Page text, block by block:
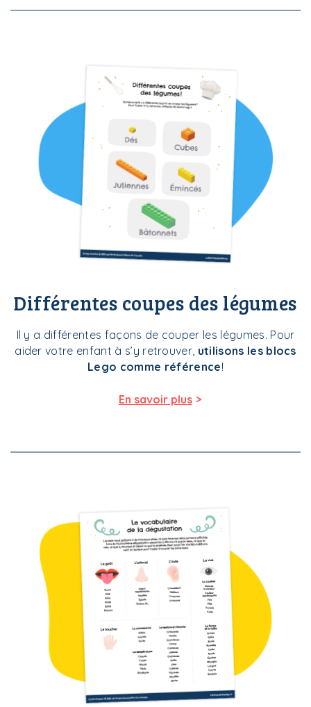
Différentes coupes des légumes
Il y a différentes façons de couper les légumes. Pour
aider votre enfant à s’y retrouver, utilisons les blocs
Lego comme référence!
En savoir plus >